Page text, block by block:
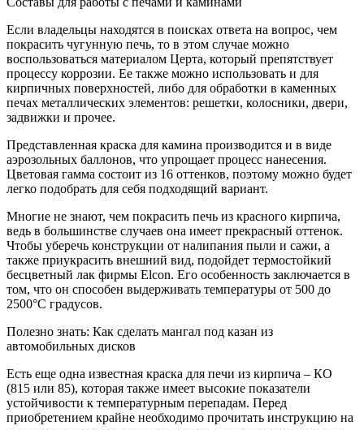
Если владельцы находятся в поисках ответа на вопрос, чем
покрасить чугунную печь, то в этом случае можно
воспользоваться материалом Церта, который препятствует
процессу коррозии. Ее также можно использовать и для
кирпичных поверхностей, либо для обработки в каменных
печах металлических элементов: решетки, колосники, двери,
задвижки и прочее.
Представленная краска для камина производится и в виде
аэрозольных баллонов, что упрощает процесс нанесения.
Цветовая гамма состоит из 16 оттенков, поэтому можно будет
легко подобрать для себя подходящий вариант.
Многие не знают, чем покрасить печь из красного кирпича,
ведь в большинстве случаев она имеет прекрасный оттенок.
Чтобы уберечь конструкции от налипания пыли и сажи, а
также приукрасить внешний вид, подойдет термостойкий
бесцветный лак фирмы Elcon. Его особенность заключается в
том, что он способен выдерживать температуры от 500 до
2500°С градусов.
Полезно знать: Как сделать мангал под казан из
автомобильных дисков
Есть еще одна известная краска для печи из кирпича – КО
(815 или 85), которая также имеет высокие показатели
устойчивости к температурным перепадам. Перед
приобретением крайне необходимо прочитать инструкцию на